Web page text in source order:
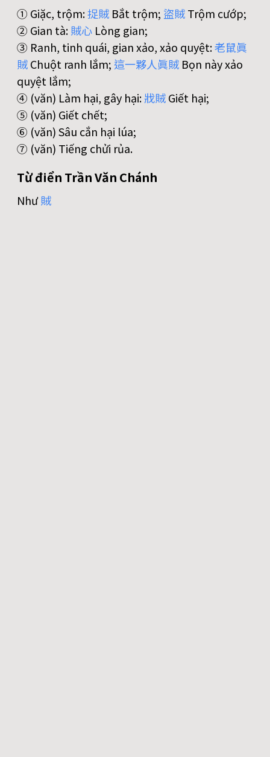
① Giặc, trộm:捉賊 Bắt trộm; 盜賊Trộm cướp;
② Gian tà:賊心 Lòng gian;
③ Ranh, tinh quái, gian xảo, xảo quyệt:老鼠眞
賊Chuột ranh lắm; 這一夥人眞賊 Bọn này xảo
quyệt lắm;
④ (văn) Làm hại, gây hại:戕賊Giết hại;
⑤ (văn) Giết chết;
⑥ (văn) Sâu cắn hại lúa;
⑦ (văn) Tiếng chửi rủa.
Từ điển Trần Văn Chánh
Như賊